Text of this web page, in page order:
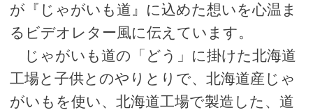
が『じゃがいも道』に込めた想いを心温ま
るビデオレター風に伝えています。
じゃがいも道の「どう」に掛けた北海道
工場と子供とのやりとりで、北海道産じゃ
がいもを使い、北海道工場で製造した、道